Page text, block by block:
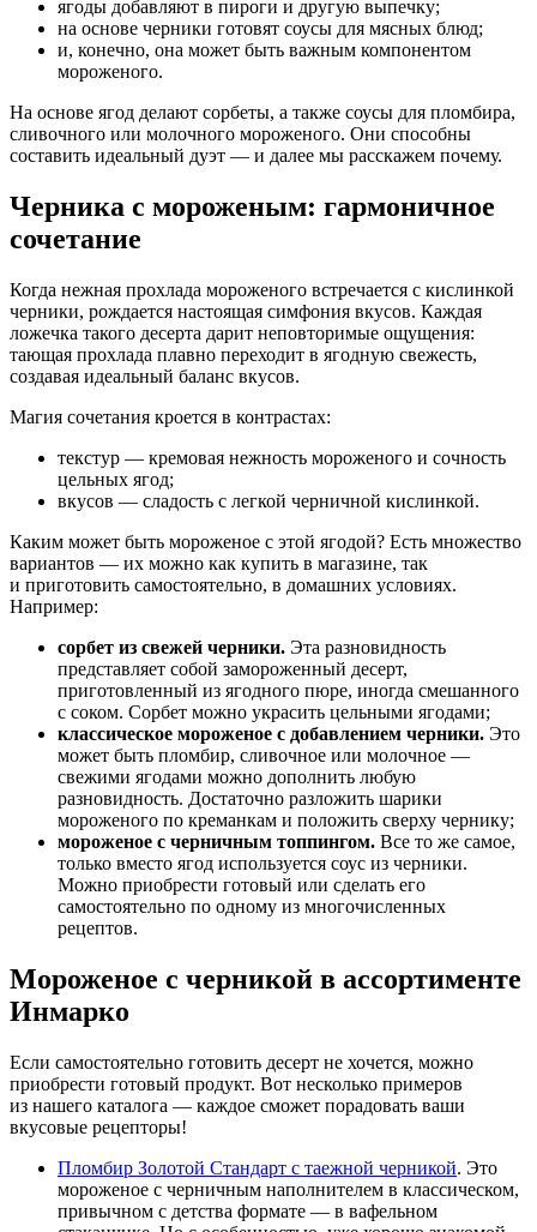
ягоды добавляют в пироги и другую выпечку;
на основе черники готовят соусы для мясных блюд;
и, конечно, она может быть важным компонентом
мороженого.
На основе ягод делают сорбеты, а также соусы для пломбира,
сливочного или молочного мороженого. Они способны
составить идеальный дуэт — и далее мы расскажем почему.
Черника с мороженым: гармоничное
сочетание
Когда нежная прохлада мороженого встречается с кислинкой
черники, рождается настоящая симфония вкусов. Каждая
ложечка такого десерта дарит неповторимые ощущения:
тающая прохлада плавно переходит в ягодную свежесть,
создавая идеальный баланс вкусов.
Магия сочетания кроется в контрастах:
текстур — кремовая нежность мороженого и сочность
цельных ягод;
вкусов — сладость с легкой черничной кислинкой.
Каким может быть мороженое с этой ягодой? Есть множество
вариантов — их можно как купить в магазине, так
и приготовить самостоятельно, в домашних условиях.
Например:
сорбет из свежей черники. Эта разновидность
представляет собой замороженный десерт,
приготовленный из ягодного пюре, иногда смешанного
с соком. Сорбет можно украсить цельными ягодами;
классическое мороженое с добавлением черники. Это
может быть пломбир, сливочное или молочное —
свежими ягодами можно дополнить любую
разновидность. Достаточно разложить шарики
мороженого по креманкам и положить сверху чернику;
мороженое с черничным топпингом. Все то же самое,
только вместо ягод используется соус из черники.
Можно приобрести готовый или сделать его
самостоятельно по одному из многочисленных
рецептов.
Мороженое с черникой в ассортименте
Инмарко
Если самостоятельно готовить десерт не хочется, можно
приобрести готовый продукт. Вот несколько примеров
из нашего каталога — каждое сможет порадовать ваши
вкусовые рецепторы!
Пломбир Золотой Стандарт с таежной черникой. Это
мороженое с черничным наполнителем в классическом,
привычном с детства формате — в вафельном